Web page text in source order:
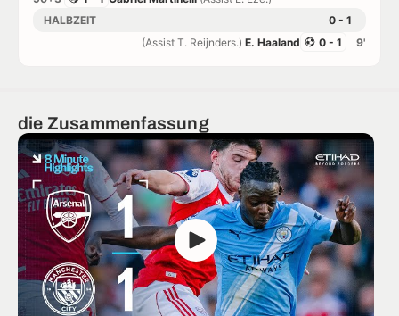
HALBZEIT
0 - 1
9'
0 - 1
(Assist T. Reijnders.) E. Haaland
die Zusammenfassung